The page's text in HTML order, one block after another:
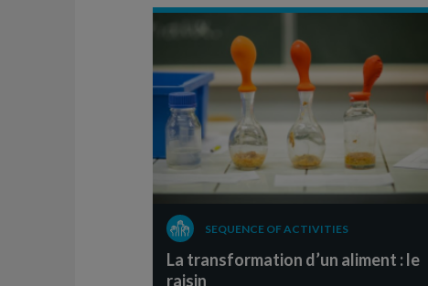
SEQUENCE OF ACTIVITIES
La transformation d’un aliment : le
raisin